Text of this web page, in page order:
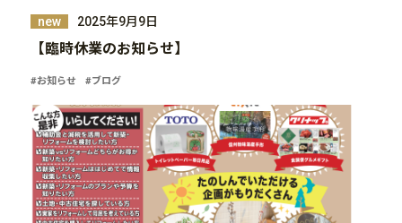
new 2025年9月9日
【臨時休業のお知らせ】
#お知らせ #ブログ